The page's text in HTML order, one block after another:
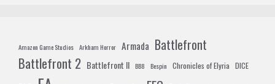
Amazon Game Studios Arkham Horror Armada Battlefront
Battlefront 2 Battlefront II BB8 Bespin Chronicles of Elyria DICE